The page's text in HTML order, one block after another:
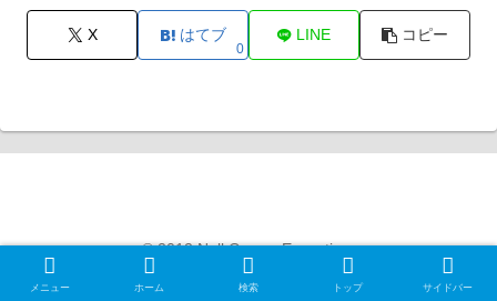
X はてブ
0
LINE コピー
© 2012 Null Gamer Exception.
メニュー ホーム 検索 トップ サイドバー